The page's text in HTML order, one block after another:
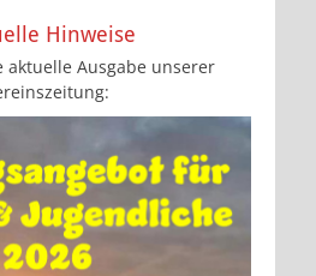
Hinweise
aktuelle Ausgabe unserer